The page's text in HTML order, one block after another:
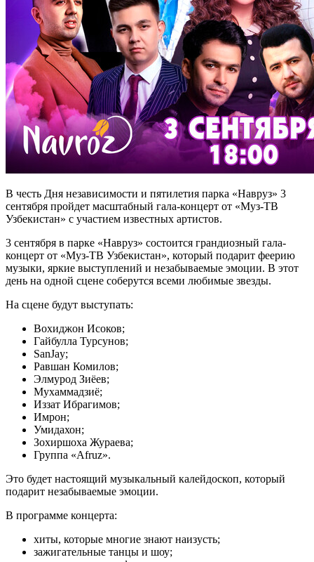
В честь Дня независимости и пятилетия парка «Навруз» 3
сентября пройдет масштабный гала-концерт от «Муз-ТВ
Узбекистан» с участием известных артистов.
3 сентября в парке «Навруз» состоится грандиозный гала-
концерт от «Муз-ТВ Узбекистан», который подарит феерию
музыки, яркие выступлений и незабываемые эмоции. В этот
день на одной сцене соберутся всеми любимые звезды.
На сцене будут выступать:
Вохиджон Исоков;
Гайбулла Турсунов;
SanJay;
Равшан Комилов;
Элмурод Зиёев;
Мухаммадзиё;
Иззат Ибрагимов;
Имрон;
Умидахон;
Зохиршоха Жураева;
Группа «Afruz».
Это будет настоящий музыкальный калейдоскоп, который
подарит незабываемые эмоции.
В программе концерта:
хиты, которые многие знают наизусть;
зажигательные танцы и шоу;